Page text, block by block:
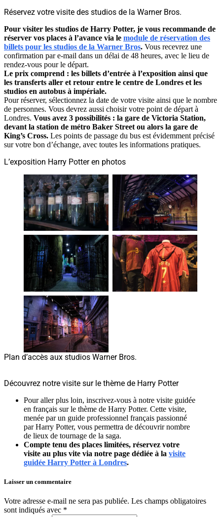
Réservez votre visite des studios de la Warner Bros.
Pour visiter les studios de Harry Potter, je vous recommande de
réserver vos places à l’avance via le module de réservation des
billets pour les studios de la Warner Bros. Vous recevrez une
confirmation par e-mail dans un délai de 48 heures, avec le lieu de
rendez-vous pour le départ.
Le prix comprend : les billets d’entrée à l’exposition ainsi que
les transferts aller et retour entre le centre de Londres et les
studios en autobus à impériale.
Pour réserver, sélectionnez la date de votre visite ainsi que le nombre
de personnes. Vous devrez aussi choisir votre point de départ à
Londres. Vous avez 3 possibilités : la gare de Victoria Station,
devant la station de métro Baker Street ou alors la gare de
King’s Cross. Les points de passage du bus est évidemment précisé
sur votre bon d’échange, avec toutes les informations pratiques.
L’exposition Harry Potter en photos
Plan d’accès aux studios Warner Bros.
Découvrez notre visite sur le thème de Harry Potter
Pour aller plus loin, inscrivez-vous à notre visite guidée
en français sur le thème de Harry Potter. Cette visite,
menée par un guide professionnel français passionné
par Harry Potter, vous permettra de découvrir nombre
de lieux de tournage de la saga.
Compte tenu des places limitées, réservez votre
visite au plus vite via notre page dédiée à la visite
guidée Harry Potter à Londres.
Laisser un commentaire
Votre adresse e-mail ne sera pas publiée. Les champs obligatoires
sont indiqués avec *